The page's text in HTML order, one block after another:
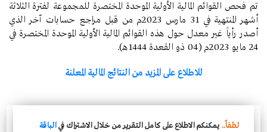
تم فحص القوائم المالية الأولية الموحدة المختصرة للمجموعة لفترة الثلاثة
أشهر المنتهية في 31 مارس 2023م من قبل مراجع حسابات آخر الذي
أصدر رأياً غير معدل حول هذه القوائم المالية الأولية الموحدة المختصرة في
24 مايو 2023م (04 ذو القعدة 1444هـ).
للاطلاع على المزيد من النتائج المالية المعلنة
لطفاً.. يمكنكم الاطلاع على كامل التقرير من خلال الاشتراك فيالباقة